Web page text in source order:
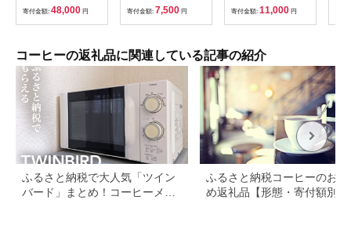
ース】 [ふるさと納税
コーヒー タリーズ 定
期便 ボトルコーヒー
コーヒー 伊藤園コー
ヒー キリマンジャロ
まとめ買い]|10_itn-
222403
寄付金額: 48,000 円 寄付金額: 7,500 円
丹波黒豆 きな粉 きな
こ 黒豆煮 煮豆 F011
寄付金額: 11,000 円
コーヒーの返礼品に関連している記事の紹介
ふるさと納税で大人気「ツイン
バード」まとめ！コーヒーメー
ふるさと納税コーヒーのおす
め返礼品【形態・寄付額別に